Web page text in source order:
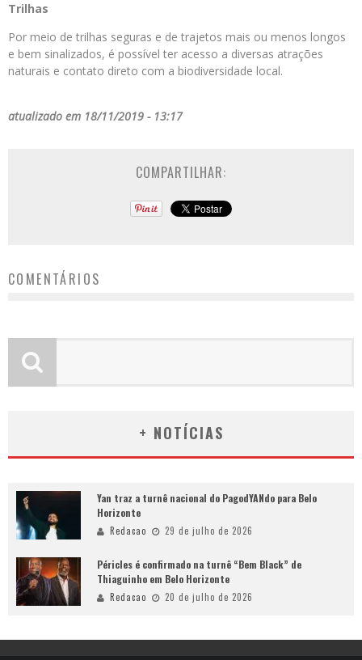
Trilhas
Por meio de trilhas seguras e de trajetos mais ou menos longos
e bem sinalizados, é possível ter acesso a diversas atrações
naturais e contato direto com a biodiversidade local.
atualizado em 18/11/2019 - 13:17
COMPARTILHAR:
COMENTÁRIOS
+ NOTÍCIAS
Yan traz a turnê nacional do PagodYANdo para Belo
Horizonte
Redacao 29 de julho de 2026
Péricles é confirmado na turnê “Bem Black” de
Thiaguinho em Belo Horizonte
Redacao 20 de julho de 2026